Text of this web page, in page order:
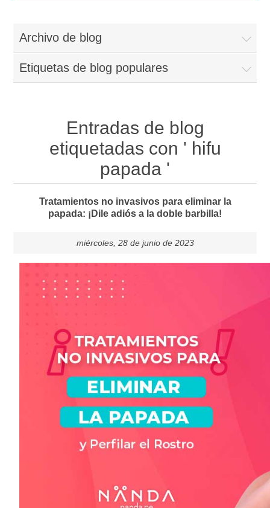
Archivo de blog
Etiquetas de blog populares
Entradas de blog
etiquetadas con ' hifu
papada '
Tratamientos no invasivos para eliminar la
papada: ¡Dile adiós a la doble barbilla!
miércoles, 28 de junio de 2023